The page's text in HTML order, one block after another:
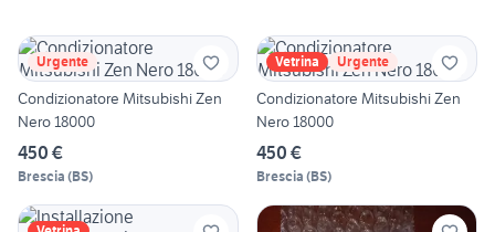
Urgente
Condizionatore Mitsubishi Zen
Nero 18000
450 €
Brescia (BS)
Vetrina Urgente
Condizionatore Mitsubishi Zen
Nero 18000
450 €
Brescia (BS)